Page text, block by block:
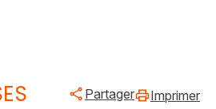
Partager Imprimer